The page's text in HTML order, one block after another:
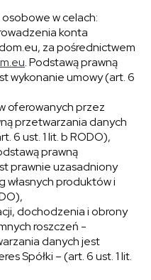
w celach:
konta
za pośrednictwem
. Podstawą prawną
wykonanie umowy (art. 6
oferowanych przez
przetwarzania danych
6 ust. 1 lit. b RODO),
prawną
prawnie uzasadniony
własnych produktów i
dochodzenia i obrony
roszczeń -
danych jest
Spółki – (art. 6 ust. 1 lit.